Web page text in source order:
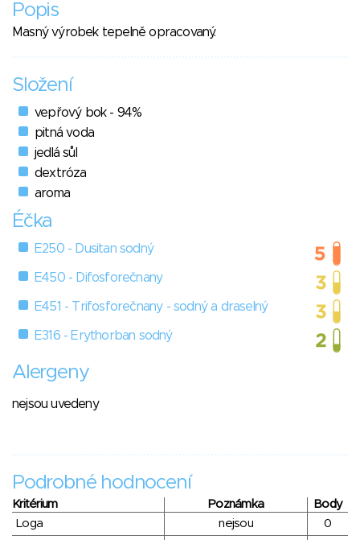
Popis
Masný výrobek tepelně opracovaný.
Složení
vepřový bok - 94%
pitná voda
jedlá sůl
dextróza
aroma
Éčka
E250 - Dusitan sodný
E450 - Difosforečnany
E451 - Trifosforečnany - sodný a draselný
E316 - Erythorban sodný
Alergeny
nejsou uvedeny
Podrobné hodnocení
Kritérium Poznámka
Body
Loga
nejsou
0